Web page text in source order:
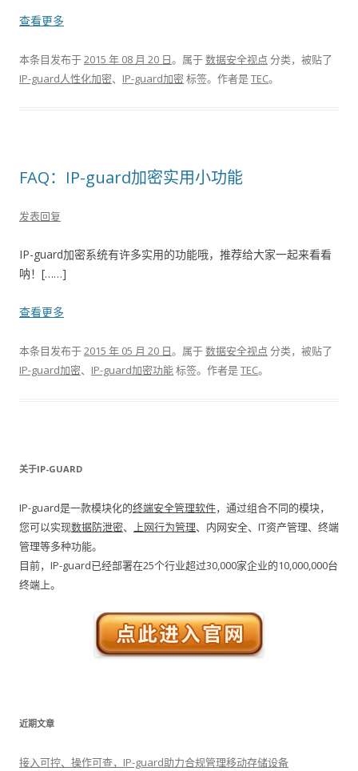
查看更多
本条目发布于2015 年 08 月 20 日。属于数据安全视点 分类，被贴了
IP-guard人性化加密、 IP-guard加密标签。 作者是TEC。
FAQ：IP-guard加密实用小功能
发表回复
IP-guard加密系统有许多实用的功能哦，推荐给大家一起来看看
呐！[……]
查看更多
本条目发布于2015 年 05 月 20 日。属于数据安全视点 分类，被贴了
IP-guard加密、 IP-guard加密功能标签。 作者是TEC。
关于IP-GUARD
IP-guard是一款模块化的终端安全管理软件，通过组合不同的模块，
您可以实现数据防泄密、 上网行为管理、内网安全、IT资产管理、终端
管理等多种功能。
目前，IP-guard已经部署在25个行业超过30,000家企业的10,000,000台
终端上。
近期文章
接入可控、操作可查，IP-guard助力合规管理移动存储设备